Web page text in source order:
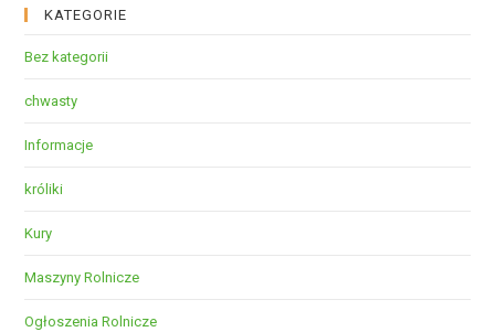
KATEGORIE
Bez kategorii
chwasty
Informacje
króliki
Kury
Maszyny Rolnicze
Ogłoszenia Rolnicze